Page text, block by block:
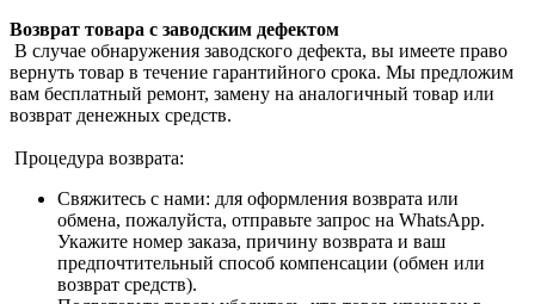
Возврат товара с заводским дефектом
В случае обнаружения заводского дефекта, вы имеете право
вернуть товар в течение гарантийного срока. Мы предложим
вам бесплатный ремонт, замену на аналогичный товар или
возврат денежных средств.
Процедура возврата:
Свяжитесь с нами: для оформления возврата или
обмена, пожалуйста, отправьте запрос на WhatsApp.
Укажите номер заказа, причину возврата и ваш
предпочтительный способ компенсации (обмен или
возврат средств).